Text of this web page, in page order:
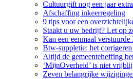
Cultuurgift nog een jaar
Afschaffing inkeerregeling
9 tips voor een
Staakt u uw bedrijf? Let op
Kan een eenmaal
Btw-suppletie: het
Altijd de gemeenteheffing
‘MijnOverheid’ is niet
Zeven belangrijke